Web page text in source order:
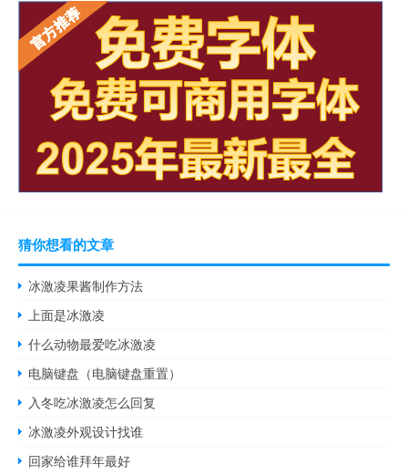
猜你想看的文章
冰激凌果酱制作方法
上面是冰激凌
什么动物最爱吃冰激凌
电脑键盘（电脑键盘重置）
入冬吃冰激凌怎么回复
冰激凌外观设计找谁
回家给谁拜年最好